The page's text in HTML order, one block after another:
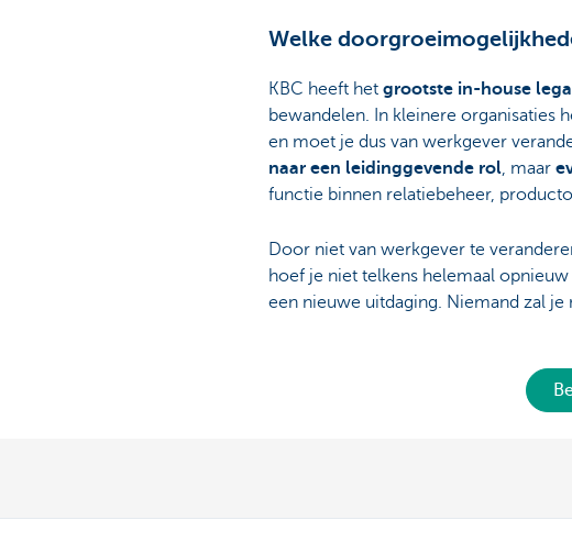
Welke
KBC heeft het grootste in-house
bewandelen. In kleinere organisaties
en moet je dus van werkgever
naar een leidinggevende rol, maar
functie binnen relatiebeheer,
Door niet van werkgever te
hoef je niet telkens helemaal
een nieuwe uitdaging. Niemand zal